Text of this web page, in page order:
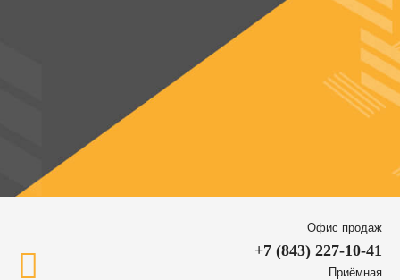
Офис продаж
+7 (843) 227-10-41
Приёмная